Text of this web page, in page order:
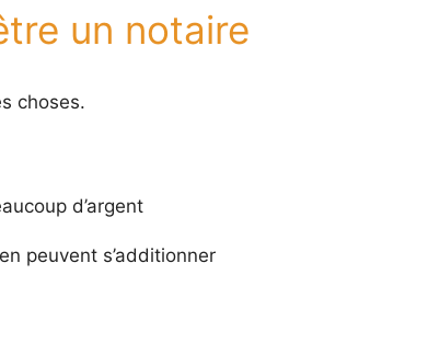
un notaire
choses.
d’argent
peuvent s’additionner